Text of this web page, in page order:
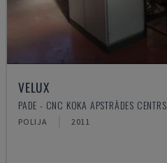
VELUX
PADE - CNC KOKA APSTRĀDES CENTRS
POLIJA 2011